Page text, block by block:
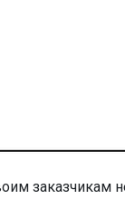
заказчикам